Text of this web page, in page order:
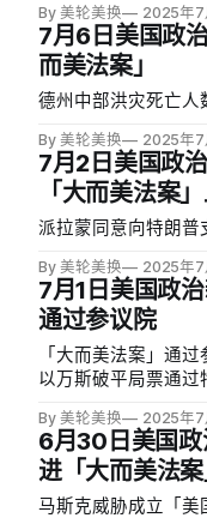
萨克斯坦、南非、老
加拉国、塞尔维亚
日本、韩国、马来
税，南非和波黑为
特朗普随后签署行政
1日。信函警告各国
选择提高多少，都
（CNBC） * 特朗普威胁对金砖国家征收10%关税：特朗普
周日在Truth Social
策」保持一致的国家
团正在巴西里约热内
的联合声明中，对特
告反对「不合理的单
加相互关税」
By 美轮美换 2025年7
7月6日美国政
而美法案」
德州中部洪灾死亡人
By 美轮美换 2025年7
7月2日美国政
「大而美法案
派拉蒙同意向特朗
By 美轮美换 2025年7
7月1日美国政
通过参议院
「大而美法案」通过参
以万斯破平局票通过
总统万斯投出决定性
斯、苏珊·柯林斯和
项887页法案包括4.5
永久化并增加小费免
By 美轮美换 2025年7
6月30日美国
进「大而美法
马斯克威胁成立「美